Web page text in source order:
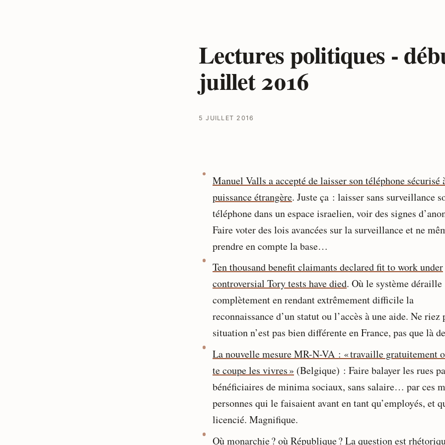
Lectures politiques -
juillet 2016
5 JUILLET 2016
Manuel Valls a accepté de laisser son téléphone sécurisé
puissance étrangère. Juste ça : laisser sans surveillance
téléphone dans un espace israelien, voir des signes
Faire voter des lois avancées sur la surveillance et ne
prendre en compte la base…
Ten thousand benefit claimants declared fit to work under
controversial Tory tests have died. Où le système déraille
complètement en rendant extrêmement difficile la
reconnaissance d’un statut ou l’accès à une aide. Ne riez
situation n’est pas bien différente en France, pas que là
La nouvelle mesure MR-N-VA : « travaille gratuitement
te coupe les vivres » (Belgique) : Faire balayer les rues
bénéficiaires de minima sociaux, sans salaire… par ces
personnes qui le faisaient avant en tant qu’employés, et
licencié. Magnifique.
Où monarchie ? où République ?La question est